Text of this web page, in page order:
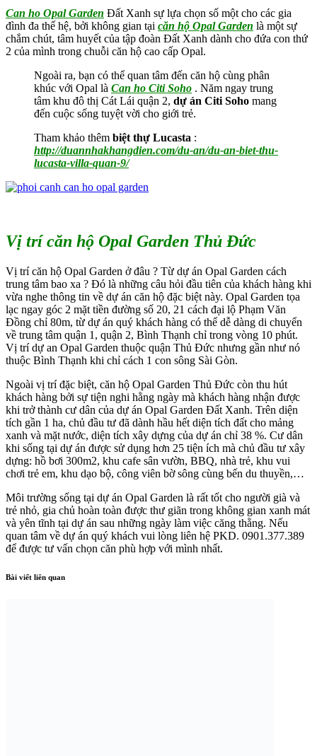
Can ho Opal Garden Đất Xanh sự lựa chọn số một cho các gia
đình đa thế hệ, bởi không gian tại căn hộ Opal Garden là một sự
chắm chút, tâm huyết của tập đoàn Đất Xanh dành cho đứa con thứ
2 của mình trong chuỗi căn hộ cao cấp Opal.
Ngoài ra, bạn có thể quan tâm đến căn hộ cùng phân
khúc với Opal là Can ho Citi Soho . Năm ngay trung
tâm khu đô thị Cát Lái quận 2, dự án Citi Soho mang
đến cuộc sống tuyệt vời cho giới trẻ.
Tham khảo thêm biệt thự Lucasta :
http://duannhakhangdien.com/du-an/du-an-biet-thu-
lucasta-villa-quan-9/
Vị trí căn hộ Opal Garden Thủ Đức
Vị trí căn hộ Opal Garden ở đâu ? Từ dự án Opal Garden cách
trung tâm bao xa ? Đó là những câu hỏi đầu tiên của khách hàng khi
vừa nghe thông tin về dự án căn hộ đặc biệt này. Opal Garden tọa
lạc ngay góc 2 mặt tiền đường số 20, 21 cách đại lộ Phạm Văn
Đồng chỉ 80m, từ dự án quý khách hàng có thể dễ dàng di chuyển
về trung tâm quận 1, quận 2, Bình Thạnh chỉ trong vòng 10 phút.
Vị trí dự an Opal Garden thuộc quận Thủ Đức nhưng gần như nó
thuộc Bình Thạnh khi chỉ cách 1 con sông Sài Gòn.
Ngoài vị trí đặc biệt, căn hộ Opal Garden Thủ Đức còn thu hút
khách hàng bởi sự tiện nghi hằng ngày mà khách hàng nhận được
khi trở thành cư dân của dự án Opal Garden Đất Xanh. Trên diện
tích gần 1 ha, chủ đầu tư đã dành hầu hết diện tích đất cho mảng
xanh và mặt nước, diện tích xây dựng của dự án chỉ 38 %. Cư dân
khi sống tại dự án được sử dụng hơn 25 tiện ích mà chủ đầu tư xây
dựng: hồ bơi 300m2, khu cafe sân vườn, BBQ, nhà trẻ, khu vui
chơi trẻ em, khu dạo bộ, công viên bờ sông cùng bến du thuyền,…
Môi trường sống tại dự án Opal Garden là rất tốt cho người già và
trẻ nhỏ, gia chủ hoàn toàn được thư giãn trong không gian xanh mát
và yên tĩnh tại dự án sau những ngày làm việc căng thằng. Nếu
quan tâm về dự án quý khách vui lòng liên hệ PKD. 0901.377.389
để được tư vấn chọn căn phù hợp với mình nhất.
Bài viết liên quan